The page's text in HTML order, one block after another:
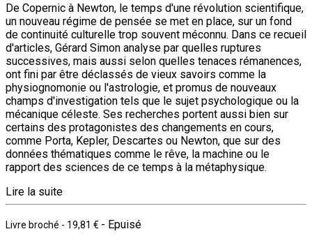
De Copernic à Newton, le temps d'une révolution scientifique,
un nouveau régime de pensée se met en place, sur un fond
de continuité culturelle trop souvent méconnu. Dans ce recueil
d'articles, Gérard Simon analyse par quelles ruptures
successives, mais aussi selon quelles tenaces rémanences,
ont fini par être déclassés de vieux savoirs comme la
physiognomonie ou l'astrologie, et promus de nouveaux
champs d'investigation tels que le sujet psychologique ou la
mécanique céleste. Ses recherches portent aussi bien sur
certains des protagonistes des changements en cours,
comme Porta, Kepler, Descartes ou Newton, que sur des
données thématiques comme le rêve, la machine ou le
rapport des sciences de ce temps à la métaphysique.
Lire la suite
Livre broché - 19,81 € - Epuisé